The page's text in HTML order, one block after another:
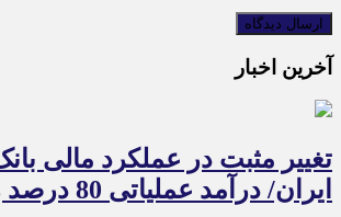
آخرین اخبار
تغییر مثبت در عملکرد مالی
ایران/ درآمد عملیاتی 80 درصد رشد کرد